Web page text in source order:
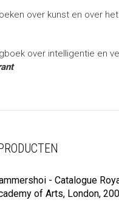
over kunst en over
over intelligentie en
- Catalogue
of Arts, London,